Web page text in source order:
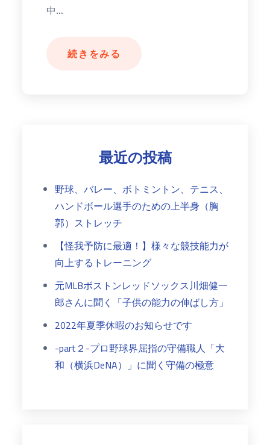
中…
続きをみる
最近の投稿
野球、バレー、ボトミントン、テニス、
ハンドボール選手のための上半身（胸
郭）ストレッチ
【怪我予防に最適！】様々な競技能力が
向上するトレーニング
元MLBボストンレッドソックス川畑健一
郎さんに聞く「子供の能力の伸ばし方」
2022年夏季休暇のお知らせです
-part２-プロ野球界屈指の守備職人「大
和（横浜DeNA）」に聞く守備の極意